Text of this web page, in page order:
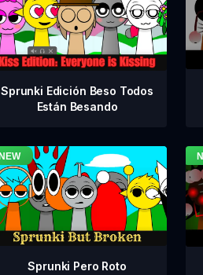
Sprunki Edición Beso Todos
Están Besando
Sprunki Pero Roto